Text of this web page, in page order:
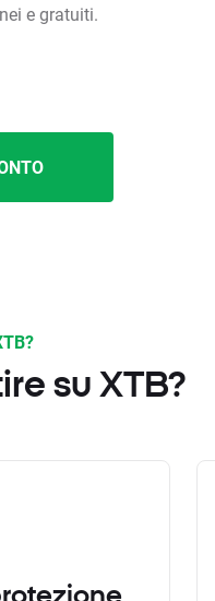
e gratuiti.
su XTB?